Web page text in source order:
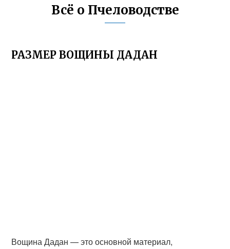
Всё о Пчеловодстве
РАЗМЕР ВОЩИНЫ ДАДАН
Вощина Дадан — это основной материал,